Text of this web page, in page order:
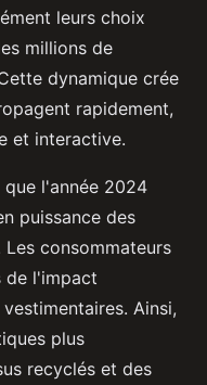
leurs choix
millions de
dynamique crée
rapidement,
et interactive.
l'année 2024
puissance des
consommateurs
de l'impact
Ainsi,
plus
recyclés et des